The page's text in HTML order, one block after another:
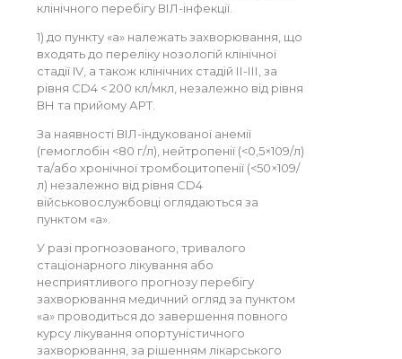
клінічного перебігу ВІЛ-інфекції.
1) до пункту «а» належать захворювання, що
входять до переліку нозологій клінічної
стадії IV, а також клінічних стадій ІІ-ІІІ, за
рівня CD4 < 200 кл/мкл, незалежно від рівня
ВН та прийому АРТ.
За наявності ВІЛ-індукованої анемії
(гемоглобін <80 г/л), нейтропенії (<0,5×109/л)
та/або хронічної тромбоцитопенії (<50×109/
л) незалежно від рівня CD4
військовослужбовці оглядаються за
пунктом «а».
У разі прогнозованого, тривалого
стаціонарного лікування або
несприятливого прогнозу перебігу
захворювання медичний огляд за пунктом
«а» проводиться до завершення повного
курсу лікування опортуністичного
захворювання, за рішенням лікарського